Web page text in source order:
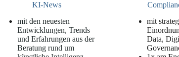
KI-News
mit den neuesten
Entwicklungen, Trends
und Erfahrungen aus der
Beratung rund um
mit
Data,